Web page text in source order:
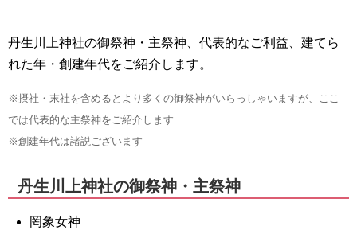
丹生川上神社の御祭神・主祭神、代表的なご利益、建てら
れた年・創建年代をご紹介します。
※摂社・末社を含めるとより多くの御祭神がいらっしゃいますが、ここ
では代表的な主祭神をご紹介します
※創建年代は諸説ございます
丹生川上神社の御祭神・主祭神
罔象女神